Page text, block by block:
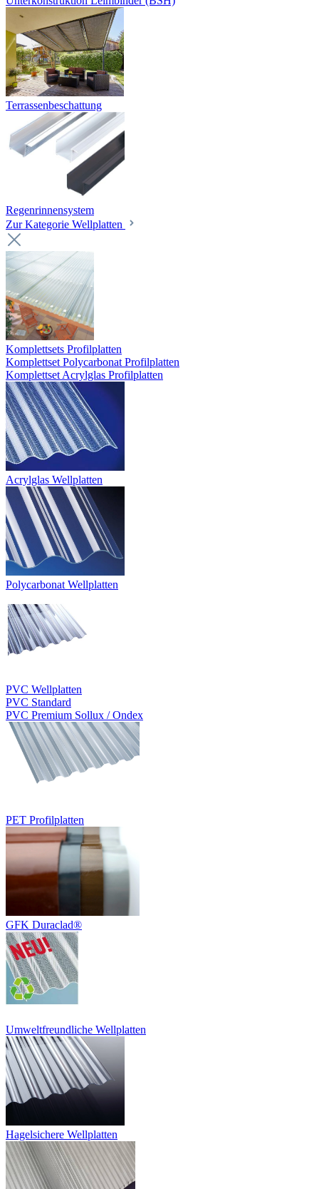
Terrassenbeschattung
Regenrinnensystem
Zur Kategorie Wellplatten
Komplettsets Profilplatten
Komplettset Polycarbonat Profilplatten
Komplettset Acrylglas Profilplatten
Acrylglas Wellplatten
Polycarbonat Wellplatten
PVC Wellplatten
PVC Standard
PVC Premium Sollux / Ondex
PET Profilplatten
GFK Duraclad®
Umweltfreundliche Wellplatten
Hagelsichere Wellplatten